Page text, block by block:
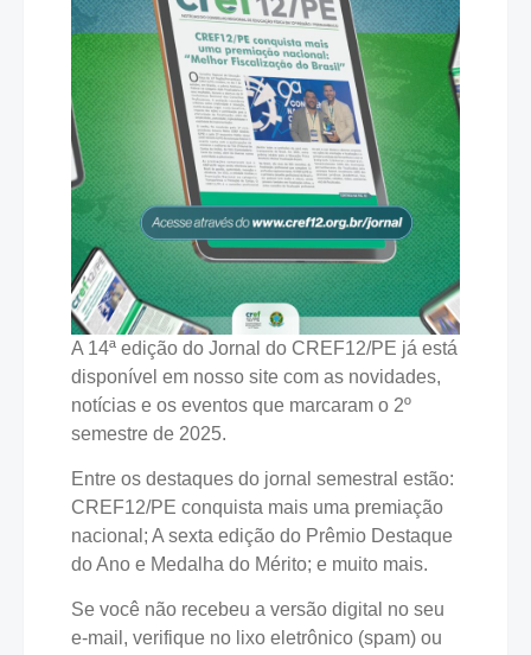
A 14ª edição do Jornal do CREF12/PE já está
disponível em nosso site com as novidades,
notícias e os eventos que marcaram o 2º
semestre de 2025.
Entre os destaques do jornal semestral estão:
CREF12/PE conquista mais uma premiação
nacional; A sexta edição do Prêmio Destaque
do Ano e Medalha do Mérito; e muito mais.
Se você não recebeu a versão digital no seu
e-mail, verifique no lixo eletrônico (spam) ou